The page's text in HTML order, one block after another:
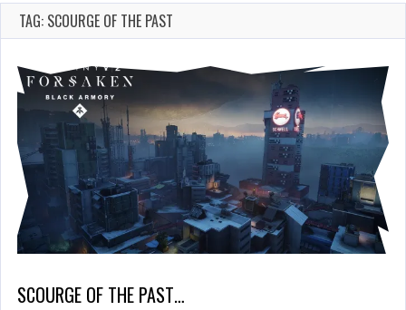
TAG: SCOURGE OF THE PAST
SCOURGE OF THE PAST…